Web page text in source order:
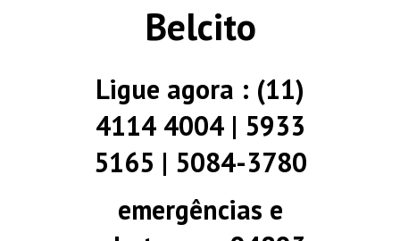
Belcito
Ligue agora : (11)
4114 4004 | 5933
5165 | 5084-3780
emergências e